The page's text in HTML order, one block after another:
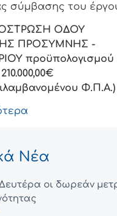
σύμβασης του
ΟΔΟΥ
ΠΡΟΣΥΜΝΗΣ -
προϋπολογισμού
210.000,00€
Φ.Π.Α.)
Νέα
Δευτέρα οι δωρεάν